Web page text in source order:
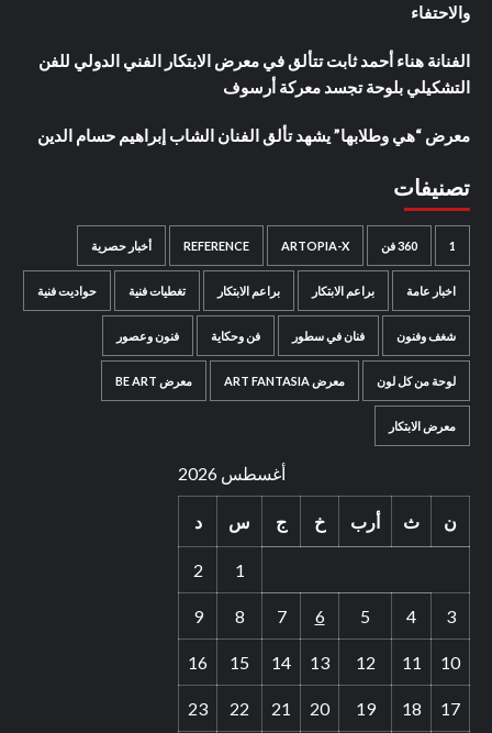
والاحتفاء
الفنانة هناء أحمد ثابت تتألق في معرض الابتكار الفني الدولي للفن
التشكيلي بلوحة تجسد معركة أرسوف
معرض “هي وطلابها” يشهد تألق الفنان الشاب إبراهيم حسام الدين
تصنيفات
1 360 فن ARTOPIA-X
REFERENCE أخبار حصرية
اخبار عامة براعم الابتكار براعم الابتكار تغطيات فنية حواديت فنية
شغف وفنون فنان في سطور فن وحكاية فنون وعصور
لوحة من كل لون معرض ART FANTASIA معرض BE ART
معرض الابتكار
أغسطس 2026
ن ث أرب خ ج س د
1
2
3
4
5
6
7
8
9
10
11
12
13
14
15
16
17
18
19
20
21
22
23